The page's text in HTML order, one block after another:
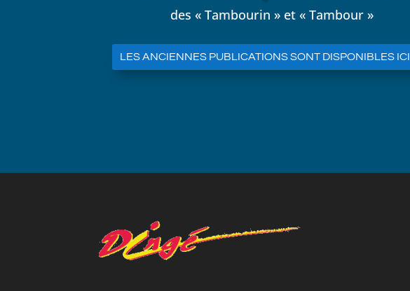
des « Tambourin » et « Tambour »
LES ANCIENNES PUBLICATIONS SONT DISPONIBLES ICI